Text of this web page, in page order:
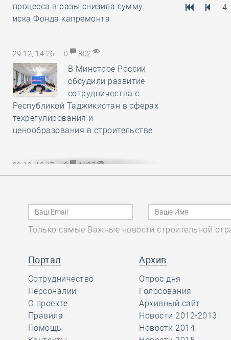
процесса в разы снизила сумму
иска Фонда капремонта
29.12, 14:26 0 802
В Минстрое России
обсудили развитие
сотрудничества с
Республикой Таджикистан в сферах
техрегулирования и
ценообразования в строительстве
29.12, 13:17 0 1127
членов Единый стандарт
рассмотрения жалоб на
специалистов НРС
29.12, 12:20
В строительный полдень. Сразу две
станции новой линии метро
открыли в Культурной столице
4
Только самые Важные новости строительной
Портал
Сотрудничество
Персоналии
О проекте
Правила
Помощь
Архив
Опрос дня
Голосования
Архивный сайт
Новости 2012-2013
Новости 2014